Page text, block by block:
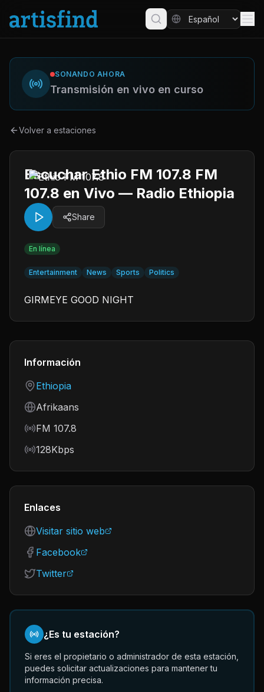
SONANDO AHORA
Transmisión en vivo en curso
Volver a estaciones
Escuchar Ethio FM 107.8 FM
107.8 en Vivo — Radio Ethiopia
Share
En línea
Entertainment News Sports Politics
GIRMEYE GOOD NIGHT
Información
Country
Ethiopia
Language
Afrikaans
Frequency
FM 107.8
Bitrate
128Kbps
Enlaces
Visitar sitio web
Facebook
Twitter
¿Es tu estación?
Si eres el propietario o administrador de esta estación,
puedes solicitar actualizaciones para mantener tu
información precisa.